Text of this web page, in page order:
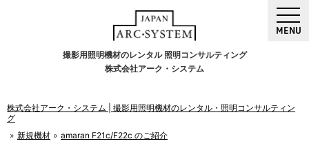
撮影用照明機材のレンタル 照明コンサルティング
株式会社アーク・システム
MENU
株式会社アーク・システム | 撮影用照明機材のレンタル・照明コンサルティン
グ
新規機材
amaran F21c/F22c のご紹介